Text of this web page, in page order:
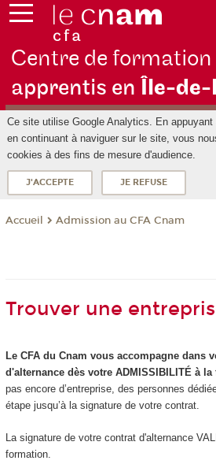
Centre de formation
apprentis en Île-de-
Ce site utilise Google Analytics. En
en continuant à naviguer sur le site, vous
cookies à des fins de mesure d'audience.
J'ACCEPTE JE REFUSE
Accueil Admission au CFA Cnam
Trouver une
Le CFA du Cnam vous accompagne dans
d'alternance dès votre ADMISSIBILITÉ à
pas encore d’entreprise, des personnes
étape jusqu’à la signature de votre contrat.
La signature de votre contrat d'alternance
formation.